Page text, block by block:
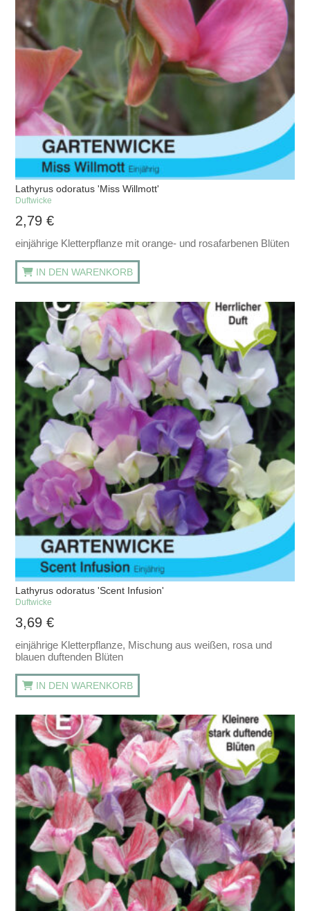
Lathyrus odoratus 'Miss Willmott'
Duftwicke
2,79€
einjährige Kletterpflanze mit orange- und rosafarbenen Blüten
IN DEN WARENKORB
Lathyrus odoratus 'Scent Infusion'
Duftwicke
3,69€
einjährige Kletterpflanze, Mischung aus weißen, rosa und
blauen duftenden Blüten
IN DEN WARENKORB